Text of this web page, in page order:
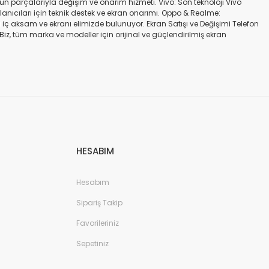
parçalarıyla değişim ve onarım hizmeti. Vivo: Son teknoloji Vivo
için teknik destek ve ekran onarımı. Oppo & Realme:
ve ekranı elimizde bulunuyor. Ekran Satışı ve Değişimi Telefon
Biz, tüm marka ve modeller için orijinal ve güçlendirilmiş ekran
değişimi ve tamiri Batarya değişimi Neden Bizi Tercih Etmelisiniz?
HESABIM
Hesabım
Sipariş Takip
Favorileriniz
Sepetiniz